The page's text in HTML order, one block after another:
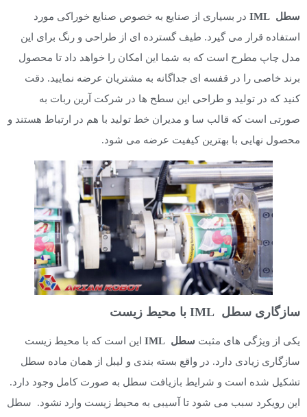
سطل IML
در بسیاری از صنایع به خصوص صنایع خوراکی مورد
استفاده قرار می گیرد. طیف گسترده ای از طراحی و رنگ برای این
مدل چاپ مطرح است که به شما این امکان را خواهد داد تا محصول
برند خاصی را در قفسه ای جداگانه به مشتریان عرضه نمایید. دقت
کنید که در تولید و طراحی این سطح ها در شرکت آرین ربات به
صورتی است که قالب سا و مدیران خط تولید با هم در ارتباط هستند و
محصول نهایی با بهترین کیفیت عرضه می شود.
سازگاری سطل با محیط زیست
یکی از ویژگی های مثبت سطل IML این است که با محیط زیست
سازگاری زیادی دارد. در واقع بسته بندی و لیبل از همان ماده سطل
تشکیل شده است و شرایط بازیافت سطل به صورت کامل وجود دارد.
این رویکرد سبب می شود تا آسیبی به محیط زیست وارد نشود. سطل